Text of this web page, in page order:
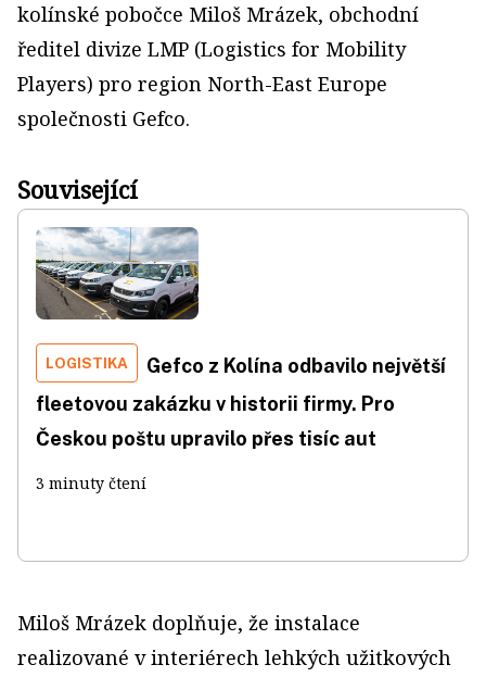
kolínské pobočce Miloš Mrázek, obchodní
ředitel divize LMP (Logistics for Mobility
Players) pro region North-East Europe
společnosti Gefco.
Související
LOGISTIKA
Gefco z Kolína odbavilo největší
fleetovou zakázku v historii firmy. Pro
Českou poštu upravilo přes tisíc aut
3 minuty čtení
Miloš Mrázek doplňuje, že instalace
realizované v interiérech lehkých užitkových